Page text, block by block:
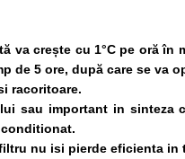
crește cu 1°C pe oră în
de 5 ore, după care se va
racoritoare.
sau important in sinteza
nu isi pierde eficienta in